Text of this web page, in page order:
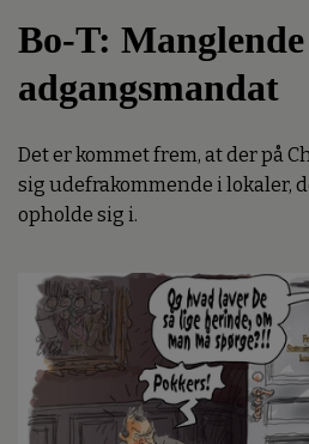
Bo-T: Manglende
adgangsmandat
Det er kommet frem, at der på
sig udefrakommende i lokaler,
opholde sig i.